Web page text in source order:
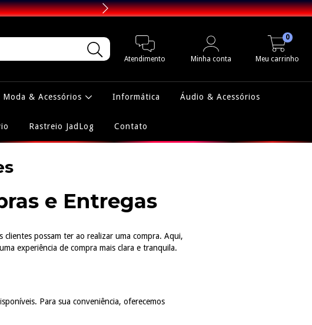
Utilize o Cupom
Atendimento Minha conta Meu carrinho
0
Moda & Acessórios Informática Áudio & Acessórios
Rastreio JadLog Contato
e Entregas
clientes possam ter ao realizar uma compra. Aqui,
experiência de compra mais clara e tranquila.
Para sua conveniência, oferecemos